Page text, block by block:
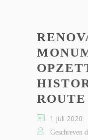
ROUTE
1 juli 2020
Geschreven